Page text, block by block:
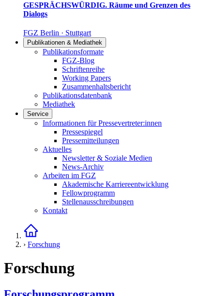
GESPRÄCHSWÜRDIG. Räume und Grenzen des
Dialogs
FGZ Berlin · Stuttgart
Publikationen & Mediathek
Links in diesem Bereich anzeigen
Publikationsformate
FGZ-Blog
Schriftenreihe
Working Papers
Zusammenhaltsbericht
Publikationsdatenbank
Mediathek
Service
Links in diesem Bereich anzeigen
Informationen für Pressevertreter:innen
Pressespiegel
Pressemitteilungen
Aktuelles
Newsletter & Soziale Medien
News-Archiv
Arbeiten im FGZ
Akademische Karriereentwicklung
Fellowprogramm
Stellenausschreibungen
Kontakt
Startseite
› Forschung
Forschung